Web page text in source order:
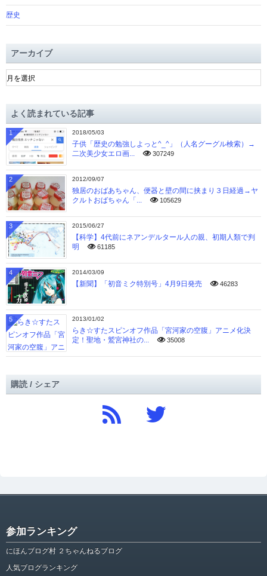
歴史
アーカイブ
ア
ー
ブよく読まれている記事
2018/05/03
子供「歴史の勉強しよっと^_^」（人名グーグル検索）→
二次美少女エロ画...
307249
1
2012/09/07
独居のおばあちゃん、便器と壁の間に挟まり３日経過→ヤ
クルトおばちゃん「...
105629
2
2015/06/27
【科学】4代前にネアンデルタール人の親、初期人類で判
明
61185
3
2014/03/09
【新聞】「初音ミク特別号」4月9日発売 46283
4
2013/01/02
らき☆すたスピンオフ作品「宮河家の空腹」アニメ化決
定！聖地・鷲宮神社の...
35008
5
購読 / シェア
参加ランキング
にほんブログ村 ２ちゃんねるブログ
人気ブログランキング